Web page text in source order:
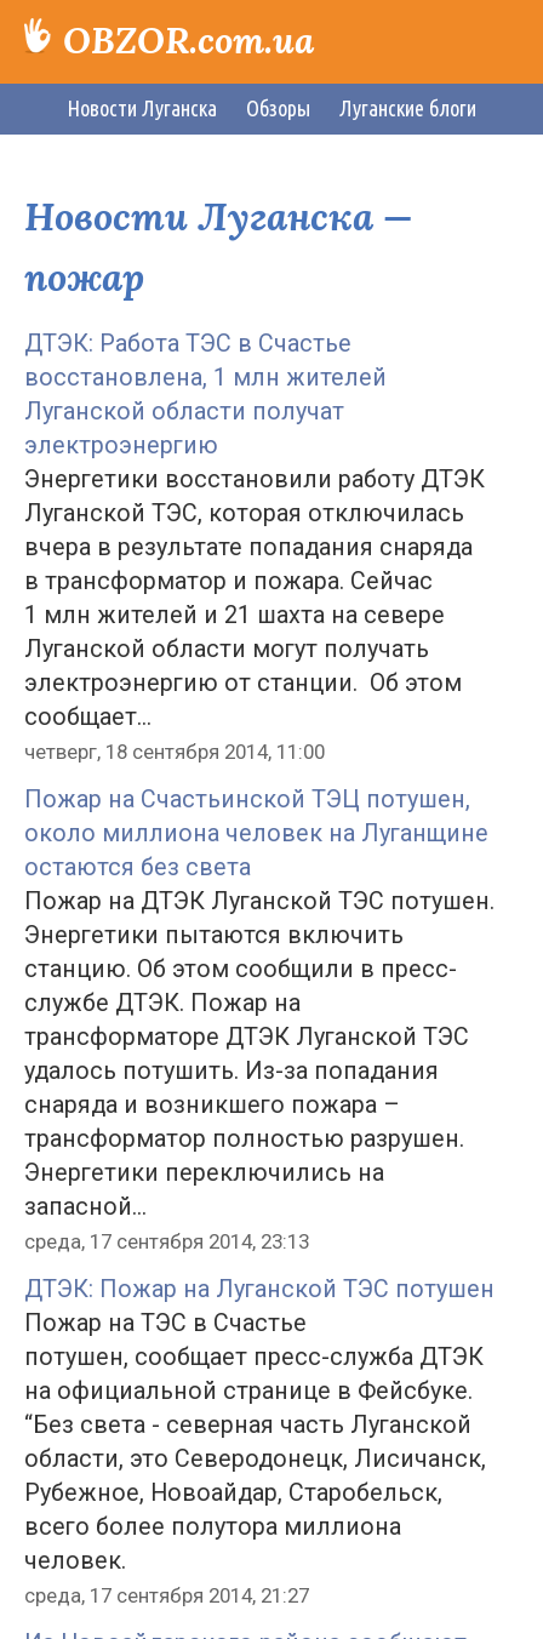
OBZOR.com.ua
Новости Луганска Обзоры Луганские блоги
Новости Луганска —
пожар
ДТЭК: Работа ТЭС в Счастье
восстановлена, 1 млн жителей
Луганской области получат
электроэнергию
Энергетики восстановили работу ДТЭК
Луганской ТЭС, которая отключилась
вчера в результате попадания снаряда
в трансформатор и пожара. Сейчас
1 млн жителей и 21 шахта на севере
Луганской области могут получать
электроэнергию от станции. Об этом
сообщает...
четверг, 18 сентября 2014, 11:00
Пожар на Счастьинской ТЭЦ потушен,
около миллиона человек на Луганщине
остаются без света
Пожар на ДТЭК Луганской ТЭС потушен.
Энергетики пытаются включить
станцию. Об этом сообщили в пресс-
службе ДТЭК. Пожар на
трансформаторе ДТЭК Луганской ТЭС
удалось потушить. Из-за попадания
снаряда и возникшего пожара –
трансформатор полностью разрушен.
Энергетики переключились на
запасной...
среда, 17 сентября 2014, 23:13
ДТЭК: Пожар на Луганской ТЭС потушен
Пожар на ТЭС в Счастье
потушен, сообщает пресс-служба ДТЭК
на официальной странице в Фейсбуке.
“Без света - северная часть Луганской
области, это Северодонецк, Лисичанск,
Рубежное, Новоайдар, Старобельск,
всего более полутора миллиона
человек.
среда, 17 сентября 2014, 21:27